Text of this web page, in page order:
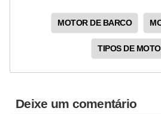
MOTOR DE BARCO
TIPOS DE
Deixe um comentário